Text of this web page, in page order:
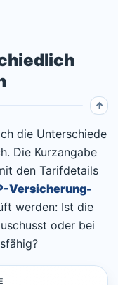
die Unterschiede
Die Kurzangabe
den Tarifdetails
Versicherung-
werden: Ist die
oder bei